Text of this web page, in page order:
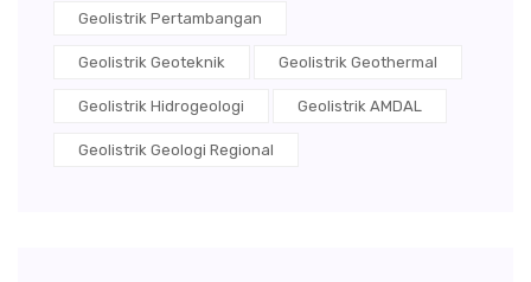
Geolistrik Pertambangan
Geolistrik Geoteknik Geolistrik Geothermal
Geolistrik Hidrogeologi Geolistrik AMDAL
Geolistrik Geologi Regional